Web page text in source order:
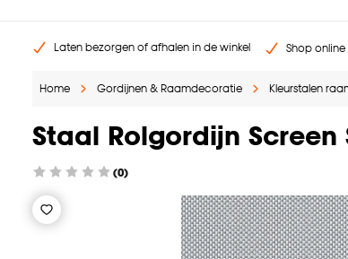
Laten bezorgen of afhalen in de winkel Shop
Home Gordijnen & Raamdecoratie Kleurstalen
Staal Rolgordijn Screen
(0)